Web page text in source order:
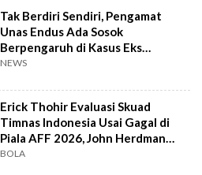
Tak Berdiri Sendiri, Pengamat
Unas Endus Ada Sosok
Berpengaruh di Kasus Eks
Jampidsus
NEWS
Erick Thohir Evaluasi Skuad
Timnas Indonesia Usai Gagal di
Piala AFF 2026, John Herdman
Out?
BOLA